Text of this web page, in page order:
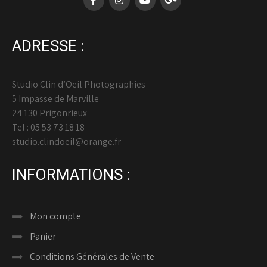
ADRESSE :
Studio Clin d’Oeil Photographies
5 Impasse de Marville
24 130 Prigonrieux
Tel : 05 53 73 18 18
studio.clindoeil@orange.fr
INFORMATIONS :
Mon compte
Panier
Conditions Générales de Vente